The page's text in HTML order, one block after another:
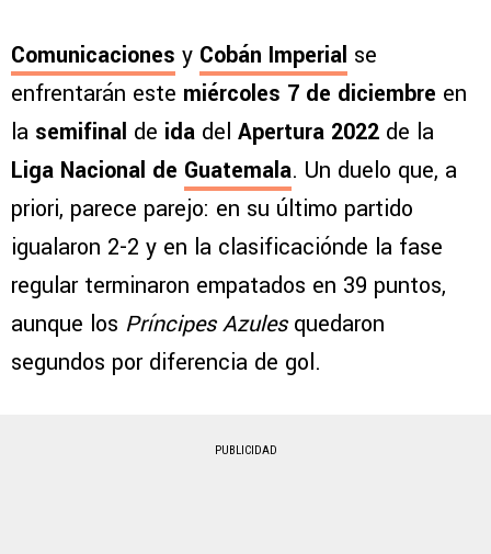
Comunicaciones y Cobán Imperial se
enfrentarán este miércoles 7 de diciembre en
la semifinal de ida del Apertura 2022 de la
Liga Nacional de Guatemala. Un duelo que, a
priori, parece parejo: en su último partido
igualaron 2-2 y en la clasificaciónde la fase
regular terminaron empatados en 39 puntos,
aunque los Príncipes Azulesquedaron
segundos por diferencia de gol.
PUBLICIDAD